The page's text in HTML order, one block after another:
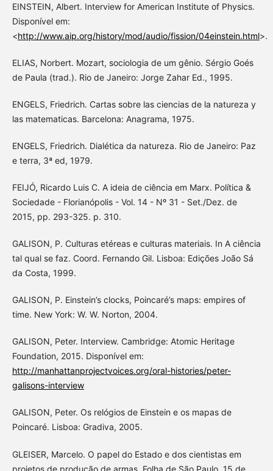
EINSTEIN, Albert. Interview for American Institute of Physics.
Disponível em:
<http://www.aip.org/history/mod/audio/fission/04einstein.html>.
ELIAS, Norbert. Mozart, sociologia de um gênio. Sérgio Goés
de Paula (trad.). Rio de Janeiro: Jorge Zahar Ed., 1995.
ENGELS, Friedrich. Cartas sobre las ciencias de la natureza y
las matematicas. Barcelona: Anagrama, 1975.
ENGELS, Friedrich. Dialética da natureza. Rio de Janeiro: Paz
e terra, 3ª ed, 1979.
FEIJÓ, Ricardo Luis C. A ideia de ciência em Marx. Política &
Sociedade - Florianópolis - Vol. 14 - Nº 31 - Set./Dez. de
2015, pp. 293-325. p. 310.
GALISON, P. Culturas etéreas e culturas materiais. In A ciência
tal qual se faz. Coord. Fernando Gil. Lisboa: Edições João Sá
da Costa, 1999.
GALISON, P. Einstein’s clocks, Poincaré’s maps: empires of
time. New York: W. W. Norton, 2004.
GALISON, Peter. Interview. Cambridge: Atomic Heritage
Foundation, 2015. Disponível em:
http://manhattanprojectvoices.org/oral-histories/peter-
galisons-interview
GALISON, Peter. Os relógios de Einstein e os mapas de
Poincaré. Lisboa: Gradiva, 2005.
GLEISER, Marcelo. O papel do Estado e dos cientistas em
projetos de produção de armas. Folha de São Paulo, 15 de